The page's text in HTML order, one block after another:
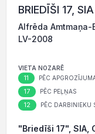
BRIEDĪŠI 17, SIA
Alfrēda Amtmaņa-
LV-2008
VIETA NOZARĒ
11 PĒC
17 PĒC PEĻŅAS
12 PĒC DARBINIEKU
"Briedīši 17",